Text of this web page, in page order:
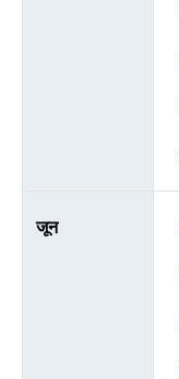
जून